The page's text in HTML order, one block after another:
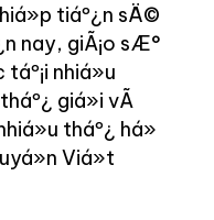
tiáº¿n sÄ©
nay, giÃ¡o sÆ°
nhiá»u
tháº¿ giá»i vÃ
tháº¿ há»
Viá»t